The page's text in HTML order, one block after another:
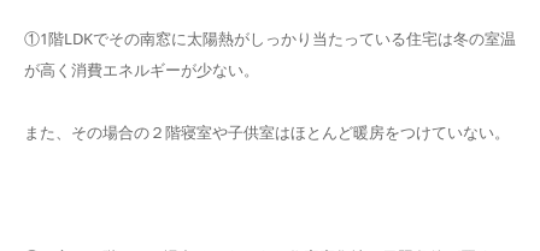
①1階LDKでその南窓に太陽熱がしっかり当たっている住宅は冬の室温
が高く消費エネルギーが少ない。
また、その場合の２階寝室や子供室はほとんど暖房をつけていない。